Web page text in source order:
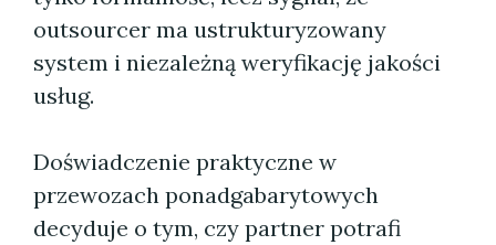
outsourcer ma ustrukturyzowany
system i niezależną weryfikację jakości
usług.
Doświadczenie praktyczne w
przewozach ponadgabarytowych
decyduje o tym, czy partner potrafi